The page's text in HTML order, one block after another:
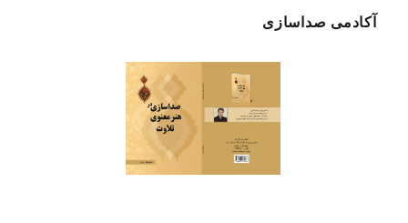
آکادمی صداسازی